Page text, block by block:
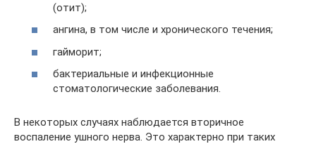
(отит);
ангина, в том числе и хронического течения;
гайморит;
бактериальные и инфекционные
стоматологические заболевания.
В некоторых случаях наблюдается вторичное
воспаление ушного нерва. Это характерно при таких